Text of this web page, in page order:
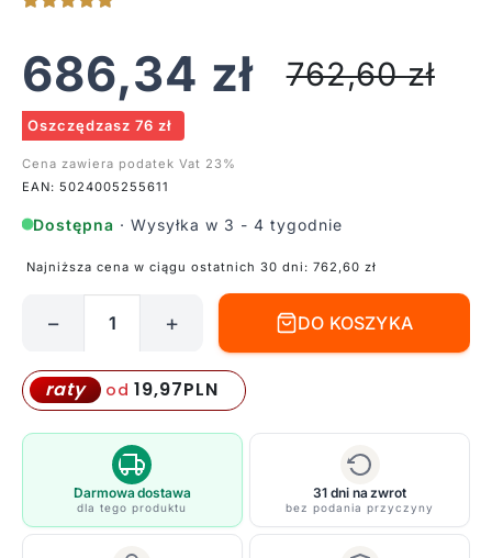
686,34 zł 762,60zł
Oszczędzasz 76 zł
Cena zawiera podatek Vat 23%
EAN: 5024005255611
Dostępna · Wysyłka w 3 - 4 tygodnie
Najniższa cena w ciągu ostatnich 30 dni: 762,60 zł
glamour
z
kryształkami
sypialni
-
Mona
− + DO KOSZYKA
raty od 19,97PLN
Darmowa dostawa
dla tego produktu
31 dni na zwrot
bez podania przyczyny